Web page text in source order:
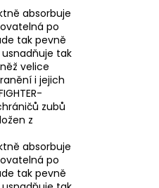
absorbuje
po
tak pevně
tak
velice
i jejich
zubů
z
absorbuje
po
tak pevně